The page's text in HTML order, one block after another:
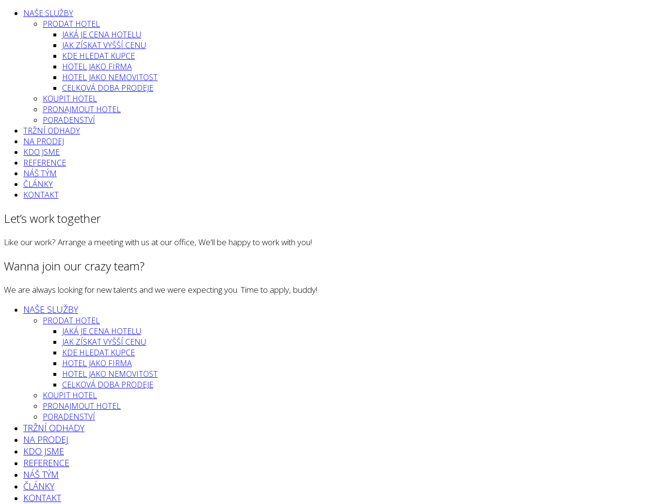
NAŠE SLUŽBY
PRODAT HOTEL
JAKÁ JE CENA HOTELU
JAK ZÍSKAT VYŠŠÍ CENU
KDE HLEDAT KUPCE
HOTEL JAKO FIRMA
HOTEL JAKO NEMOVITOST
CELKOVÁ DOBA PRODEJE
KOUPIT HOTEL
PRONAJMOUT HOTEL
PORADENSTVÍ
TRŽNÍ ODHADY
NA PRODEJ
KDO JSME
REFERENCE
NÁŠ TÝM
ČLÁNKY
KONTAKT
Let’s work together
Like our work? Arrange a meeting with us at our office, We'll be happy to work with you!
Wanna join our crazy team?
We are always looking for new talents and we were expecting you. Time to apply, buddy!
NAŠE SLUŽBY
PRODAT HOTEL
JAKÁ JE CENA HOTELU
JAK ZÍSKAT VYŠŠÍ CENU
KDE HLEDAT KUPCE
HOTEL JAKO FIRMA
HOTEL JAKO NEMOVITOST
CELKOVÁ DOBA PRODEJE
KOUPIT HOTEL
PRONAJMOUT HOTEL
PORADENSTVÍ
TRŽNÍ ODHADY
NA PRODEJ
KDO JSME
REFERENCE
NÁŠ TÝM
ČLÁNKY
KONTAKT